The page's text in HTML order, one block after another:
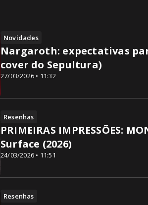
Novidades
27/03/2026 • 11:32
Nargaroth: expectativas
cover do Sepultura)
Resenhas
24/03/2026 • 11:51
PRIMEIRAS IMPRESSÕES:
Surface (2026)
Resenhas